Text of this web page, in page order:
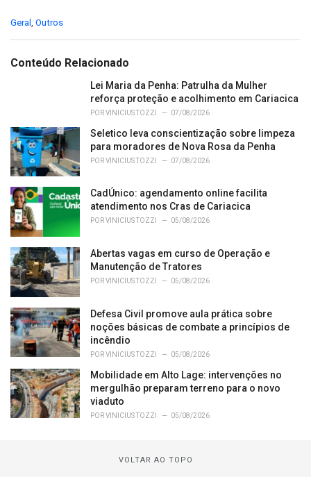
C
e
s
:
Geral , Outros
Conteúdo Relacionado
Lei Maria da Penha: Patrulha da Mulher
reforça proteção e acolhimento em Cariacica
PORVINICIUS TOZZI 07/08/2026
Seletico leva conscientização sobre limpeza
para moradores de Nova Rosa da Penha
PORVINICIUS TOZZI 07/08/2026
CadÚnico: agendamento online facilita
atendimento nos Cras de Cariacica
PORVINICIUS TOZZI 05/08/2026
Abertas vagas em curso de Operação e
Manutenção de Tratores
PORVINICIUS TOZZI 05/08/2026
Defesa Civil promove aula prática sobre
noções básicas de combate a princípios de
incêndio
PORVINICIUS TOZZI 05/08/2026
Mobilidade em Alto Lage: intervenções no
mergulhão preparam terreno para o novo
viaduto
PORVINICIUS TOZZI 05/08/2026
VOLTAR AO TOPO